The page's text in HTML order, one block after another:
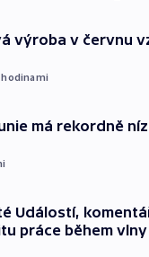
výroba v červnu
hodinami
má rekordně
Událostí,
práce během